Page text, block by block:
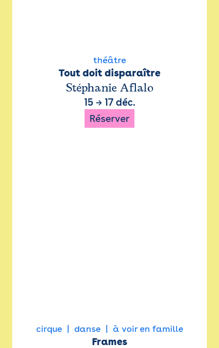
théâtre
Tout doit disparaître
Stéphanie Aflalo
15 → 17 déc.
Réserver
cirque danse à voir en famille
Frames